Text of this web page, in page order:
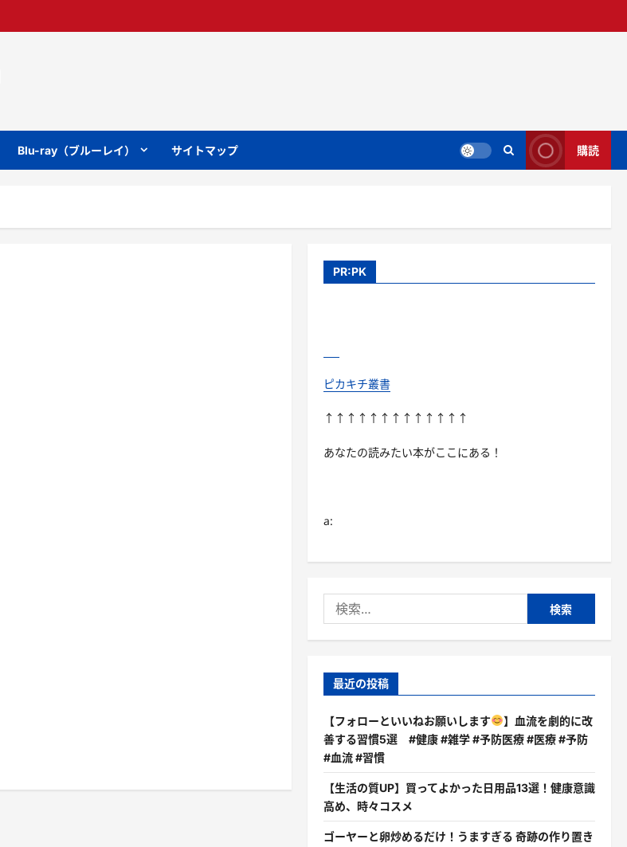
Blu-ray（ブルーレイ） サイトマップ 購読
PR:PK
ピカキチ叢書
↑↑↑↑↑↑↑↑↑↑↑↑↑
あなたの読みたい本がここにある！
a:
索:
最近の投稿
【フォローといいねお願いします
】血流を劇的に改
善する習慣5選 #健康 #雑学 #予防医療 #医療 #予防
#血流 #習慣
【生活の質UP】買ってよかった日用品13選！健康意識
高め、時々コスメ
ゴーヤーと卵炒めるだけ！うますぎる 奇跡の作り置き